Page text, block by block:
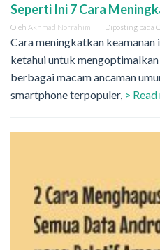
Seperti Ini 7 Cara
Oleh Akhmad Norrahim Diposting pada
Cara meningkatkan keamanan
ketahui untuk
berbagai macam ancaman
smartphone terpopuler, > Read